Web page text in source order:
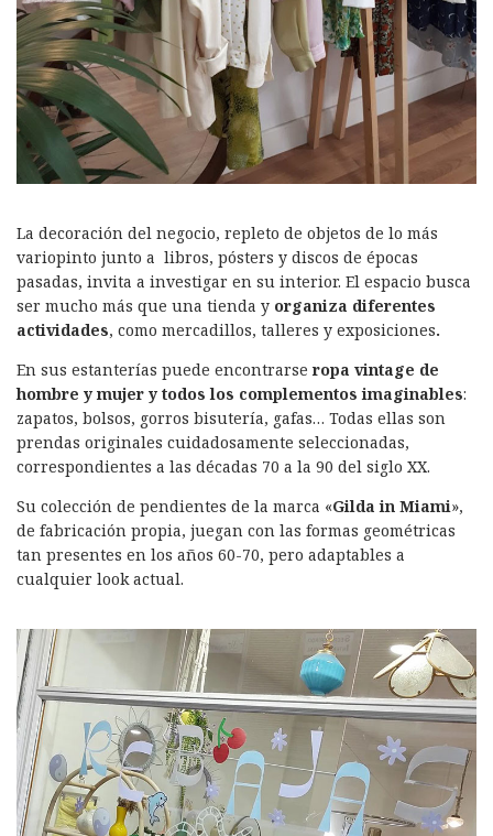
La decoración del negocio, repleto de objetos de lo más
variopinto junto a libros, pósters y discos de épocas
pasadas, invita a investigar en su interior. El espacio busca
ser mucho más que una tienda y organiza diferentes
actividades, como mercadillos, talleres y exposiciones.
En sus estanterías puede encontrarse ropa vintage de
hombre y mujer y todos los complementos imaginables:
zapatos, bolsos, gorros bisutería, gafas… Todas ellas son
prendas originales cuidadosamente seleccionadas,
correspondientes a las décadas 70 a la 90 del siglo XX.
Su colección de pendientes de la marca «Gilda in Miami»,
de fabricación propia, juegan con las formas geométricas
tan presentes en los años 60-70, pero adaptables a
cualquier look actual.